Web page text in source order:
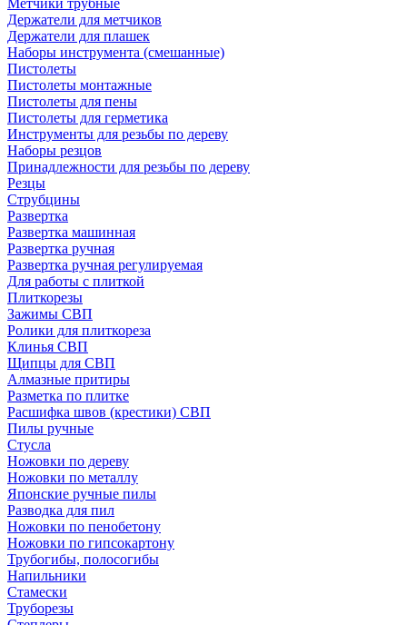
Метчики трубные
Держатели для метчиков
Держатели для плашек
Наборы инструмента (смешанные)
Пистолеты
Пистолеты монтажные
Пистолеты для пены
Пистолеты для герметика
Инструменты для резьбы по дереву
Наборы резцов
Принадлежности для резьбы по дереву
Резцы
Струбцины
Развертка
Развертка машинная
Развертка ручная
Развертка ручная регулируемая
Для работы с плиткой
Плиткорезы
Зажимы СВП
Ролики для плиткореза
Клинья СВП
Щипцы для СВП
Алмазные притиры
Разметка по плитке
Расшифка швов (крестики) СВП
Пилы ручные
Стусла
Ножовки по дереву
Ножовки по металлу
Японские ручные пилы
Разводка для пил
Ножовки по пенобетону
Ножовки по гипсокартону
Трубогибы, полосогибы
Напильники
Стамески
Труборезы